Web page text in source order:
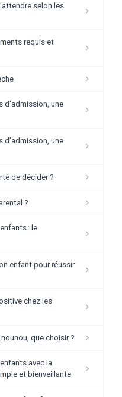
selon les
requis et
d’admission, une
d’admission, une
de décider ?
?
: le
enfant pour réussir
chez les
que choisir ?
avec la
et bienveillante